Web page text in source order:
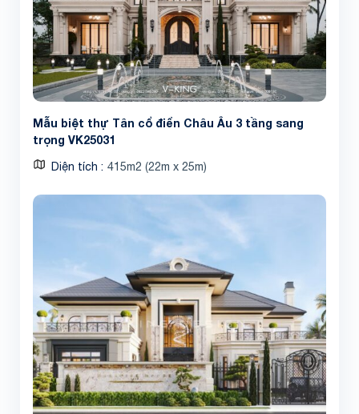
Mẫu biệt thự Tân cổ điển Châu Âu 3 tầng sang
trọng VK25031
Diện tích 415m2 (22m x 25m)